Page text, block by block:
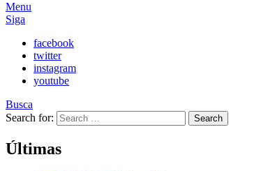
Menu
Siga
facebook
twitter
instagram
youtube
Busca
Search for:
Search
Últimas